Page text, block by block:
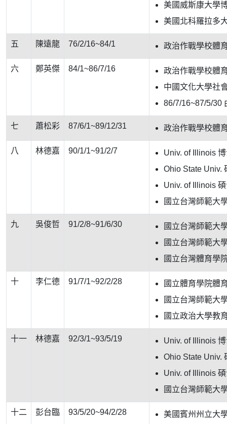
美國威斯康大學
美國北科羅拉多
五 陳遠龍 76/2/16~84/1 政治作戰學校體
六 鄭英傑 84/1~86/7/16
政治作戰學校體
中國文化大學社
86/7/16~87/5/30
七 蕭松彩 87/6/1~89/12/31 政治作戰學校體
八 林德嘉 90/1/1~91/2/7
Univ. of Illinois
Ohio State Univ.
Univ. of Illinois
國立台灣師範大
九 吳俊哲 91/2/8~91/6/30
國立台灣師範大
國立台灣師範大
國立台灣體育學
十 李仁德 91/7/1~92/2/28
國立體育學院體
國立台灣師範大
國立政治大學教
十一 林德嘉 92/3/1~93/5/19
Univ. of Illinois
Ohio State Univ.
Univ. of Illinois
國立台灣師範大
十二 彭台臨 93/5/20~94/2/28
美國賓州州立大